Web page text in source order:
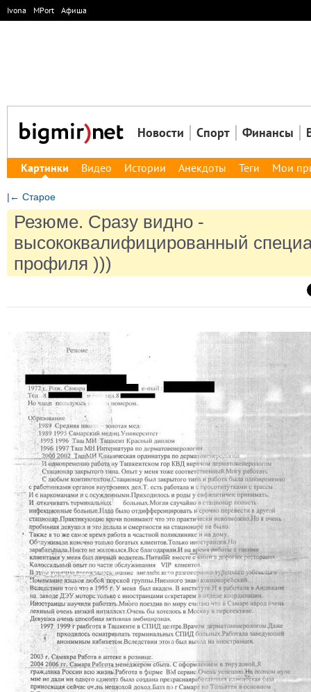
Ivona MPort Афиша
Новости Спорт Финансы
Картинки Видео Истории Анекдоты Теги Мои
|← Старое
Резюме. Сразу видно -
высококвалифицированный
профиля )))